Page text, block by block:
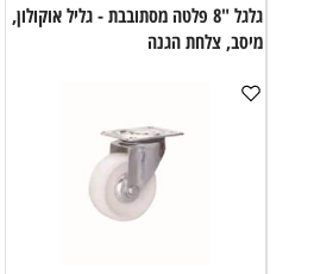
גלגל "8 פלטה מסתובבת - גליל אוקולון,
מיסב, צלחת הגנה